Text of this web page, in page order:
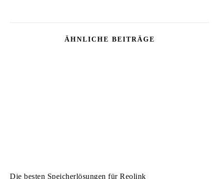
ÄHNLICHE BEITRÄGE
Die besten Speicherlösungen für Reolink